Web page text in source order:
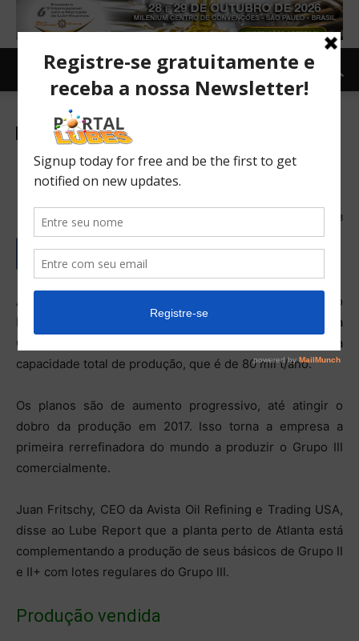
Newsletter Básicos e aditivos
Rerrefino produz básicos do
Grupo III
14/12/2016 523
A rerrefinadora americana Avista Oil está fabricando óleo
básico API Grupo III em sua fábrica em Peachtree City, na
Geórgia, com um volume de um quarto de sua
capacidade total de produção, que é de 80 mil t/ano.
Os planos são de aumento progressivo, até atingir o
dobro da produção em 2017. Isso torna a empresa a
primeira rerrefinadora do mundo a produzir o Grupo III
comercialmente.
Juan Fritschy, CEO da Avista Oil Refining e Trading USA,
disse ao Lube Report que a planta perto de Atlanta está
complementando a produção de seus básicos de Grupo II
e II+ com lotes regulares do Grupo III.
Produção vendida